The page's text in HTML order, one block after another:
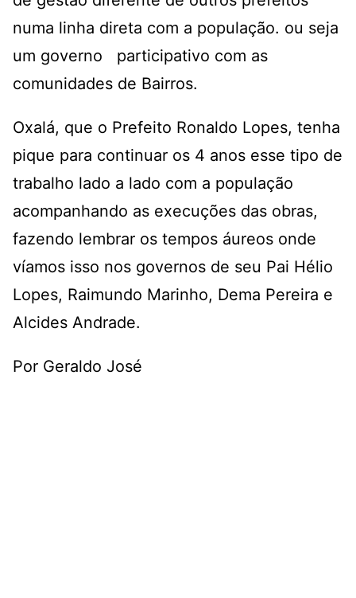
numa linha direta com a população. ou seja
um governo participativo com as
comunidades de Bairros.
Oxalá, que o Prefeito Ronaldo Lopes, tenha
pique para continuar os 4 anos esse tipo de
trabalho lado a lado com a população
acompanhando as execuções das obras,
fazendo lembrar os tempos áureos onde
víamos isso nos governos de seu Pai Hélio
Lopes, Raimundo Marinho, Dema Pereira e
Alcides Andrade.
Por Geraldo José